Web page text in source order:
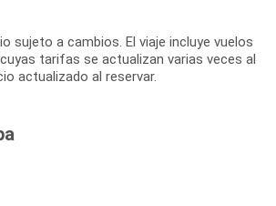
sujeto a cambios. El viaje incluye vuelos
tarifas se actualizan varias veces al
actualizado al reservar.